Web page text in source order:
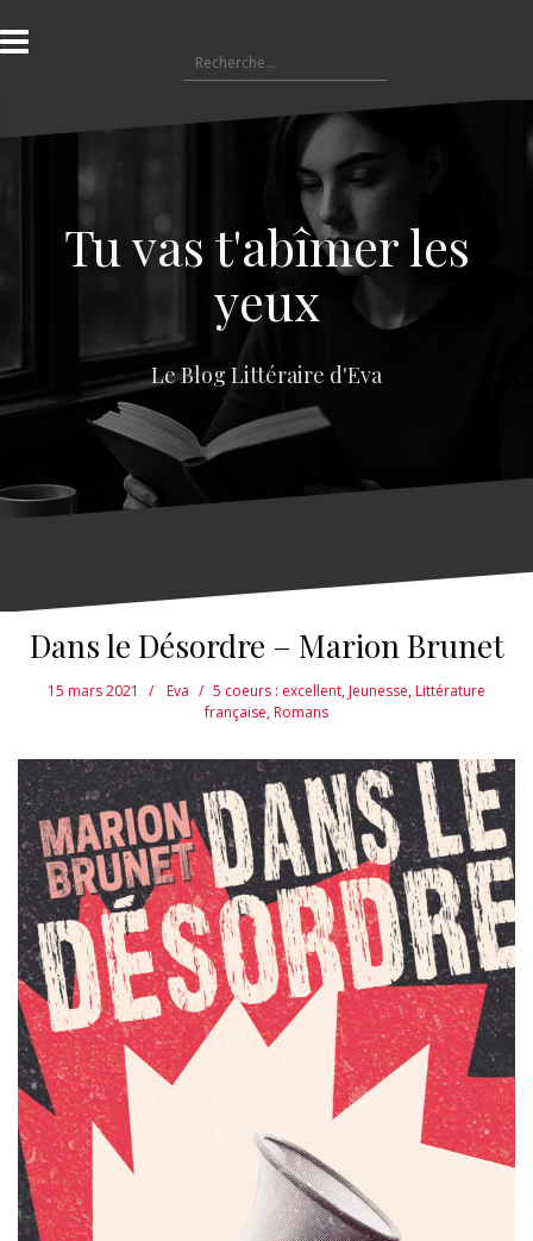
l
a
e
e
Tu vas t'abîmer les
yeux
Le Blog Littéraire d'Eva
Dans le Désordre – Marion Brunet
15 mars 2021 Eva 5 coeurs : excellent,Jeunesse,Littérature
française,Romans